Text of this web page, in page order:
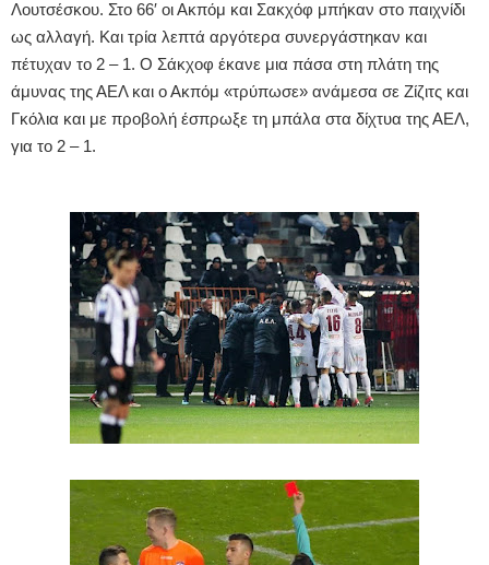
Λουτσέσκου. Στο 66′ οι Ακπόμ και Σακχόφ μπήκαν στο παιχνίδι
ως αλλαγή. Και τρία λεπτά αργότερα συνεργάστηκαν και
πέτυχαν το 2 – 1. Ο Σάκχοφ έκανε μια πάσα στη πλάτη της
άμυνας της ΑΕΛ και ο Ακπόμ «τρύπωσε» ανάμεσα σε Ζίζιτς και
Γκόλια και με προβολή έσπρωξε τη μπάλα στα δίχτυα της ΑΕΛ,
για το 2 – 1.